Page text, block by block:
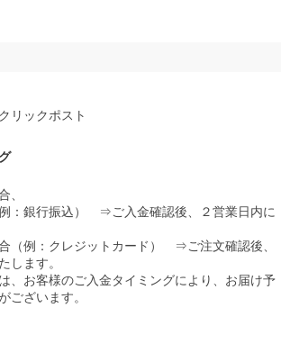
リックポスト
、
：銀行振込） ⇒ご入金確認後、２営業日内に
（例：クレジットカード） ⇒ご注文確認後、
します。
、お客様のご入金タイミングにより、お届け予
ございます。